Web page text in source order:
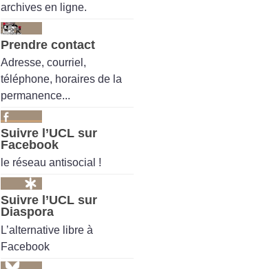
archives en ligne.
Prendre contact
Adresse, courriel,
téléphone, horaires de la
permanence...
Suivre l’UCL sur
Facebook
le réseau antisocial !
Suivre l’UCL sur
Diaspora
L’alternative libre à
Facebook